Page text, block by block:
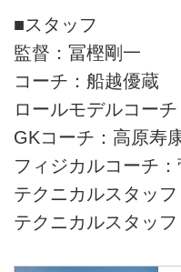
■スタッフ
監督：冨樫剛一
コーチ：船越優蔵
ロールモデルコー
GKコーチ：高原寿
フィジカルコーチ
テクニカルスタッ
テクニカルスタッ